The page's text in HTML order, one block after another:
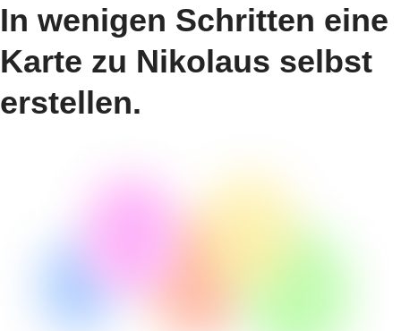
In wenigen Schritten eine
Karte zu Nikolaus selbst
erstellen.